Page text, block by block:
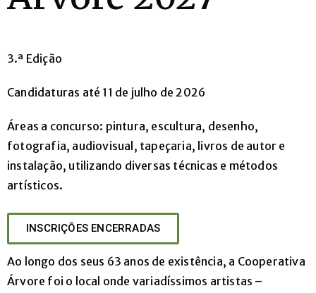
Notícias
Concursos
Cursos
Livres
Contactos
3.ª Edição
Candidaturas até 11 de julho de 2026
Áreas a concurso: pintura, escultura, desenho,
fotografia, audiovisual, tapeçaria, livros de autor e
instalação, utilizando diversas técnicas e métodos
artísticos.
INSCRIÇÕES ENCERRADAS
Ao longo dos seus 63 anos de existência, a Cooperativa
Árvore foi o local onde variadíssimos artistas –